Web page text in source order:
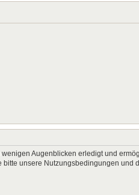
Augenblicken erledigt und
unsere Nutzungsbedingungen